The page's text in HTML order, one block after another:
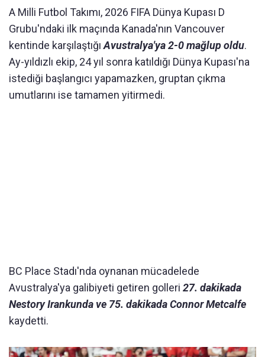
A Milli Futbol Takımı, 2026 FIFA Dünya Kupası D
Grubu'ndaki ilk maçında Kanada'nın Vancouver
kentinde karşılaştığıAvustralya'ya 2-0 mağlup oldu.
Ay-yıldızlı ekip, 24 yıl sonra katıldığı Dünya Kupası'na
istediği başlangıcı yapamazken, gruptan çıkma
umutlarını ise tamamen yitirmedi.
BC Place Stadı'nda oynanan mücadelede
Avustralya'ya galibiyeti getiren golleri 27. dakikada
Nestory Irankunda ve 75. dakikada Connor Metcalfe
kaydetti.